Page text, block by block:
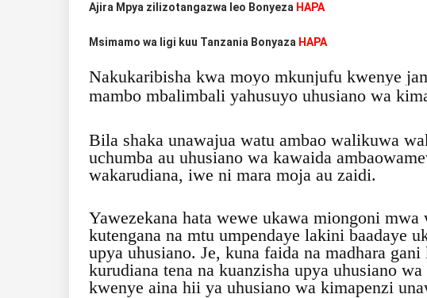
Ajira Mpya zilizotangazwa leo Bonyeza HAPA
Msimamo wa ligi kuu Tanzania Bonyaza HAPA
Nakukaribisha kwa moyo mkunjufu kwenye
mambo mbalimbali yahusuyo uhusiano wa
Bila shaka unawajua watu ambao walikuwa
uchumba au uhusiano wa kawaida
wakarudiana, iwe ni mara moja au zaidi.
Yawezekana hata wewe ukawa miongoni
kutengana na mtu umpendaye lakini baadaye
upya uhusiano. Je, kuna faida na madhara
kurudiana tena na kuanzisha upya uhusiano
kwenye aina hii ya uhusiano wa kimapenzi